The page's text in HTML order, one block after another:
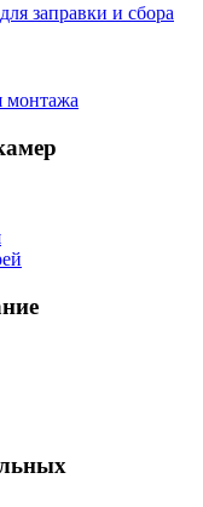
заправки и сбора
монтажа